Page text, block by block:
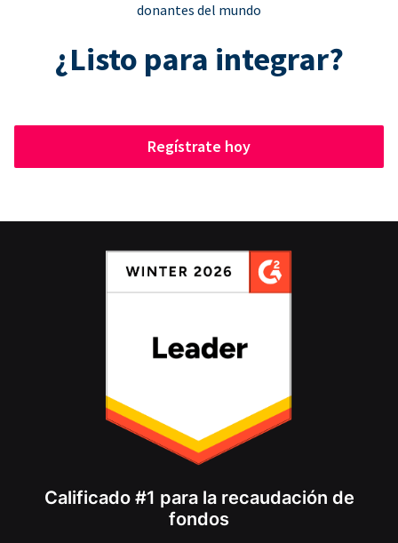
donantes del mundo
¿Listo para integrar?
Regístrate hoy
Calificado #1 para la recaudación de
fondos